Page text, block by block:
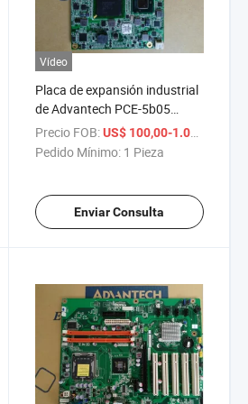
/ Pieza
Vídeo
Placa de expansión industrial
de Advantech PCE-5b05
Placa de conversión de
backplane industrial PCE-
Precio FOB: US$ 100,00-1.000,00
Pedido Mínimo: 1 Pieza
Enviar Consulta